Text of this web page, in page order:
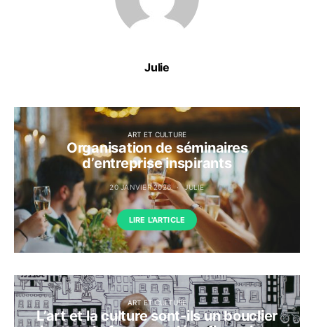
Julie
ART ET CULTURE
Organisation de séminaires
d’entreprise inspirants
20 JANVIER 2026 JULIE
LIRE L'ARTICLE
ART ET CULTURE
L’art et la culture sont-ils un bouclier